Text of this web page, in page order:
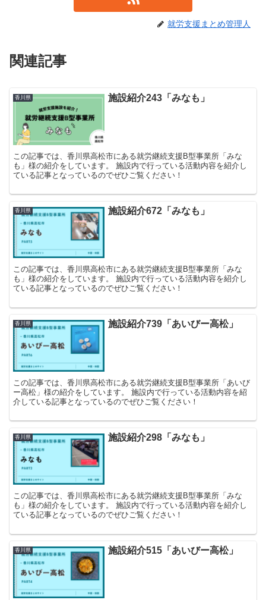
就労支援まとめ管理人
関連記事
香川県 施設紹介243「みなも」
この記事では、香川県高松市にある就労継続支援B型事業所「みな
も」様の紹介をしています。 施設内で行っている活動内容を紹介し
ている記事となっているのでぜひご覧ください！
香川県 施設紹介672「みなも」
この記事では、香川県高松市にある就労継続支援B型事業所「みな
も」様の紹介をしています。 施設内で行っている活動内容を紹介し
ている記事となっているのでぜひご覧ください！
香川県 施設紹介739「あいびー高松」
この記事では、香川県高松市にある就労継続支援B型事業所「あいび
ー高松」様の紹介をしています。 施設内で行っている活動内容を紹
介している記事となっているのでぜひご覧ください！
香川県 施設紹介298「みなも」
この記事では、香川県高松市にある就労継続支援B型事業所「みな
も」様の紹介をしています。 施設内で行っている活動内容を紹介し
ている記事となっているのでぜひご覧ください！
香川県 施設紹介515「あいびー高松」